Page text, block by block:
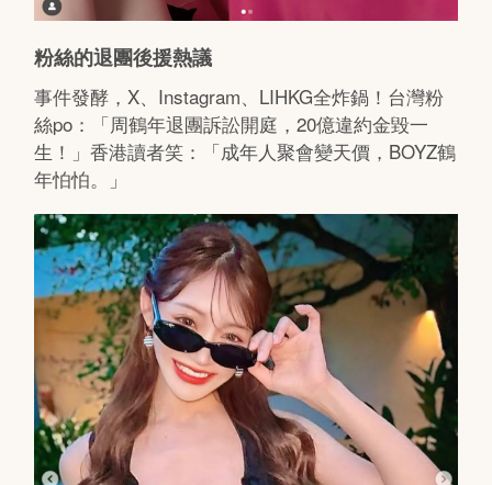
粉絲的退團後援熱議
事件發酵，X、Instagram、LIHKG全炸鍋！台灣粉
絲po：「周鶴年退團訴訟開庭，20億違約金毀一
生！」香港讀者笑：「成年人聚會變天價，BOYZ鶴
年怕怕。」